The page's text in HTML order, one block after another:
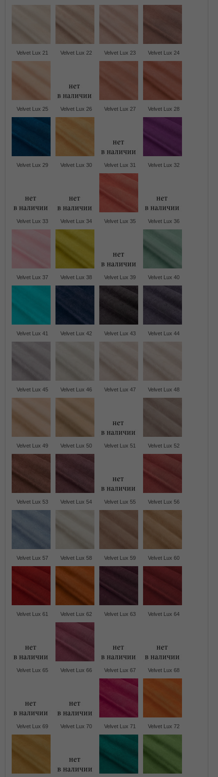
Velvet Lux 21 Velvet Lux 22 Velvet Lux 23 Velvet Lux 24
Velvet Lux 25 Velvet Lux 26 Velvet Lux 27 Velvet Lux 28
Velvet Lux 29 Velvet Lux 30 Velvet Lux 31 Velvet Lux 32
Velvet Lux 33 Velvet Lux 34 Velvet Lux 35 Velvet Lux 36
Velvet Lux 37 Velvet Lux 38 Velvet Lux 39 Velvet Lux 40
Velvet Lux 41 Velvet Lux 42 Velvet Lux 43 Velvet Lux 44
Velvet Lux 45 Velvet Lux 46 Velvet Lux 47 Velvet Lux 48
Velvet Lux 49 Velvet Lux 50 Velvet Lux 51 Velvet Lux 52
Velvet Lux 53 Velvet Lux 54 Velvet Lux 55 Velvet Lux 56
Velvet Lux 57 Velvet Lux 58 Velvet Lux 59 Velvet Lux 60
Velvet Lux 61 Velvet Lux 62 Velvet Lux 63 Velvet Lux 64
Velvet Lux 65 Velvet Lux 66 Velvet Lux 67 Velvet Lux 68
Velvet Lux 69 Velvet Lux 70 Velvet Lux 71 Velvet Lux 72